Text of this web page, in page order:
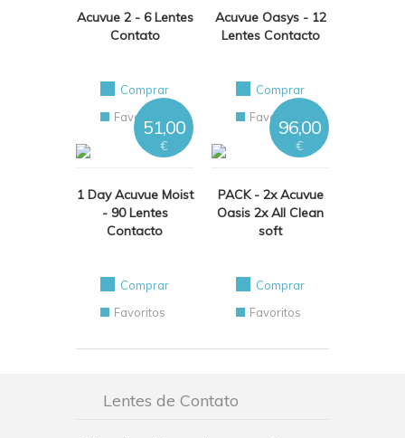
Acuvue 2 - 6 Lentes
Contato
Comprar
Favoritos
Acuvue Oasys - 12
Lentes Contacto
Comprar
Favoritos
1 Day Acuvue Moist
- 90 Lentes
Contacto
51,00
€
Comprar
Favoritos
PACK - 2x Acuvue
Oasis 2x All Clean
soft
96,00
€
Comprar
Favoritos
Lentes de Contato